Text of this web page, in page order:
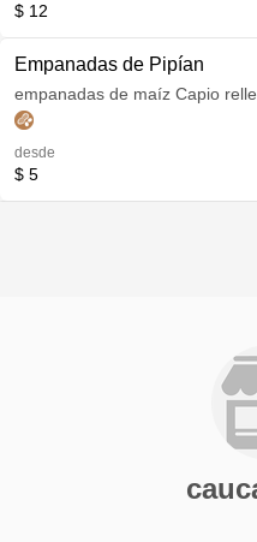
$ 12
Empanadas de Pipían
empanadas de maíz Capio
base de papa colorada, maní,
desde
$ 5